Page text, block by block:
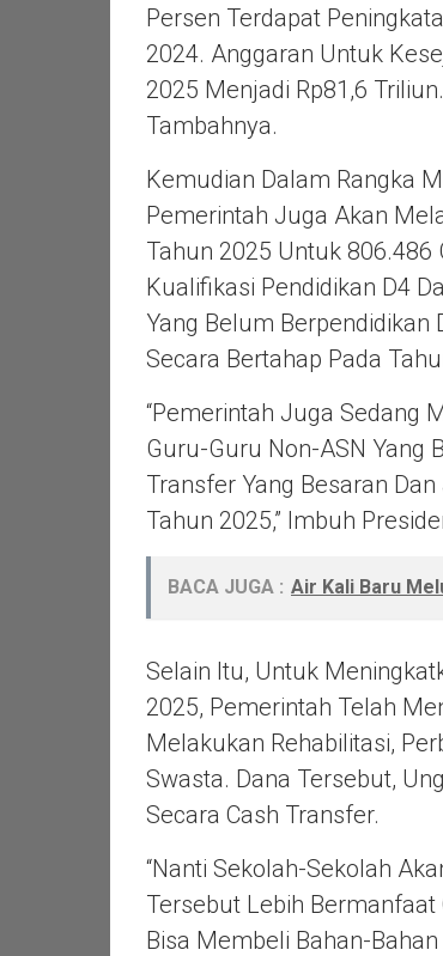
Persen Terdapat
2024. Anggaran Untuk
2025 Menjadi Rp81,6
Tambahnya.
Kemudian Dalam Rangka
Pemerintah Juga Akan
Tahun 2025 Untuk 806.486
Kualifikasi Pendidikan D4
Yang Belum Berpendidikan
Secara Bertahap Pada
“Pemerintah Juga Sedang
Guru-Guru Non-ASN Yang
Transfer Yang Besaran
Tahun 2025,” Imbuh
BACA JUGA : Air Kali Baru
Selain Itu, Untuk
2025, Pemerintah Telah
Melakukan Rehabilitasi,
Swasta. Dana Tersebut,
Secara Cash Transfer.
“Nanti Sekolah-Sekolah
Tersebut Lebih Bermanfaat
Bisa Membeli Bahan-